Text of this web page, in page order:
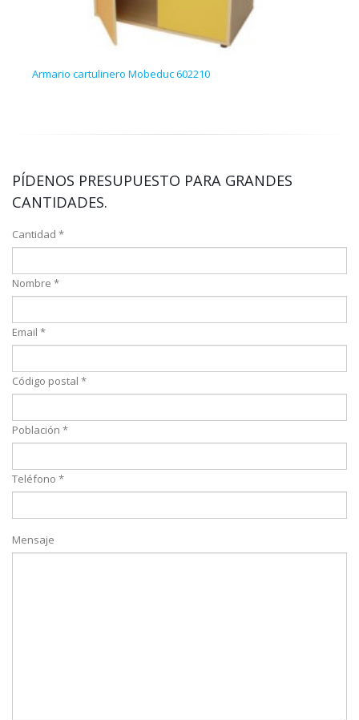
Armario cartulinero Mobeduc 602210
PÍDENOS PRESUPUESTO PARA GRANDES
CANTIDADES.
Cantidad *
Nombre *
Email *
Código postal *
Población *
Teléfono *
Mensaje